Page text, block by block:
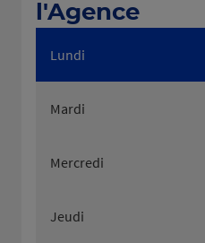
l'Agence
Lundi
Mardi
Mercredi
Jeudi